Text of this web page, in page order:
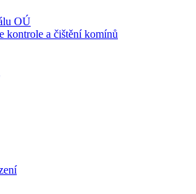
OÚ
kontrole a čištění komínů